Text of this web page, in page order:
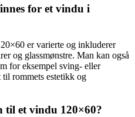
for et vindu i
er varierte og inkluderer
og glassmønstre. Man kan også
for eksempel sving- eller
rommets estetikk og
til et vindu 120×60?